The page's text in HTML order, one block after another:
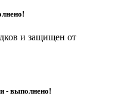
и защищен от
- выполнено!